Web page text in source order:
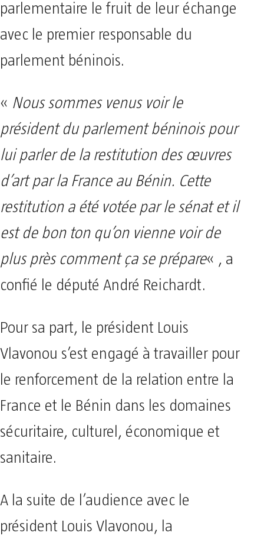
parlementaire le fruit de leur échange
avec le premier responsable du
parlement béninois.
« Nous sommes venus voir le
président du parlement béninois pour
lui parler de la restitution des œuvres
d’art par la France au Bénin. Cette
restitution a été votée par le sénat et il
est de bon ton qu’on vienne voir de
plus près comment ça se prépare« , a
confié le député André Reichardt.
Pour sa part, le président Louis
Vlavonou s’est engagé à travailler pour
le renforcement de la relation entre la
France et le Bénin dans les domaines
sécuritaire, culturel, économique et
sanitaire.
A la suite de l’audience avec le
président Louis Vlavonou, la